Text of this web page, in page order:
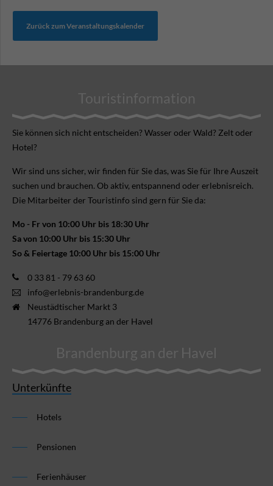
Zurück zum Veranstaltungskalender
Touristinformation
Sie können sich nicht ent­scheiden? Wasser oder Wald? Zelt oder
Hotel?
Wir sind uns sicher, wir finden für Sie das, was Sie für Ihre Aus­zeit
suchen und brauchen. Ob aktiv, ent­spannend oder erlebnis­reich.
Die Mitarbeiter der Touristinfo sind gern für Sie da:
Mo - Fr von 10:00 Uhr bis 18:30 Uhr
Sa von 10:00 Uhr bis 15:30 Uhr
So & Feiertage 10:00 Uhr bis 15:00 Uhr
0 33 81 - 79 63 60
info@erlebnis-brandenburg.de
Neustädtischer Markt 3
14776 Brandenburg an der Havel
Brandenburg an der Havel
Unterkünfte
Hotels
Pensionen
Ferienhäuser